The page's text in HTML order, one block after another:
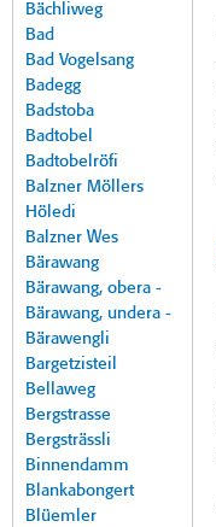
Bächliweg
Bad
Bad Vogelsang
Badegg
Badstoba
Badtobel
Badtobelröfi
Balzner Möllers
Höledi
Balzner Wes
Bärawang
Bärawang, obera -
Bärawang, undera -
Bärawengli
Bargetzisteil
Bellaweg
Bergstrasse
Bergsträssli
Binnendamm
Blankabongert
Blüemler